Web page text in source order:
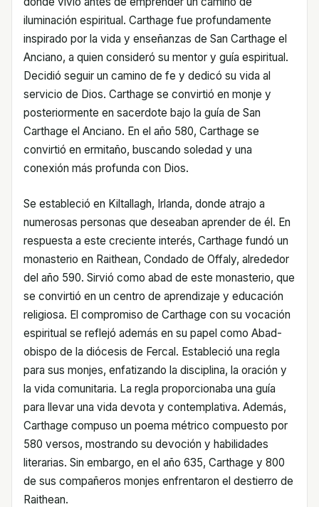
iluminación espiritual. Carthage fue profundamente
inspirado por la vida y enseñanzas de San Carthage el
Anciano, a quien consideró su mentor y guía espiritual.
Decidió seguir un camino de fe y dedicó su vida al
servicio de Dios. Carthage se convirtió en monje y
posteriormente en sacerdote bajo la guía de San
Carthage el Anciano. En el año 580, Carthage se
convirtió en ermitaño, buscando soledad y una
conexión más profunda con Dios.
Se estableció en Kiltallagh, Irlanda, donde atrajo a
numerosas personas que deseaban aprender de él. En
respuesta a este creciente interés, Carthage fundó un
monasterio en Raithean, Condado de Offaly, alrededor
del año 590. Sirvió como abad de este monasterio, que
se convirtió en un centro de aprendizaje y educación
religiosa. El compromiso de Carthage con su vocación
espiritual se reflejó además en su papel como Abad-
obispo de la diócesis de Fercal. Estableció una regla
para sus monjes, enfatizando la disciplina, la oración y
la vida comunitaria. La regla proporcionaba una guía
para llevar una vida devota y contemplativa. Además,
Carthage compuso un poema métrico compuesto por
580 versos, mostrando su devoción y habilidades
literarias. Sin embargo, en el año 635, Carthage y 800
de sus compañeros monjes enfrentaron el destierro de
Raithean.